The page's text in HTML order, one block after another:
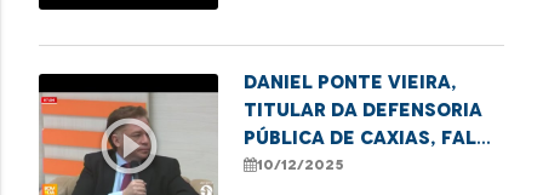
play_circle_outline
Daniel Ponte Vieira,
titular da Defensoria
Pública de Caxias, fala
sobre a semana de
10/12/2025